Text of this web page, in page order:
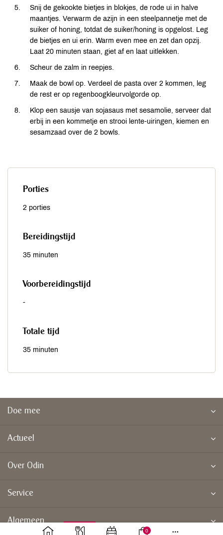
Snij de gekookte bietjes in blokjes, de rode ui in halve
maantjes. Verwarm de azijn in een steelpannetje met de
suiker of honing, totdat de suiker/honing is opgelost. Leg
de bietjes en ui erin. Warm even mee en zet dan opzij.
Laat 20 minuten staan, giet af en laat uitlekken.
Scheur de zalm in reepjes.
Maak de bowl op. Verdeel de pasta over 2 kommen, leg
de rest er op regenboogkleurvolgorde op.
Klop een sausje van sojasaus met sesamolie, serveer dat
erbij in een kommetje en strooi lente-uiringen, kiemen en
sesamzaad over de 2 bowls.
Porties
2 porties
Bereidingstijd
35 minuten
Voorbereidingstijd
-
Totale tijd
35 minuten
Doe mee
Actueel
Over Odin
Service
Algemeen
0